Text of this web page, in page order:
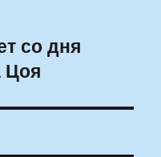
со дня
Цоя